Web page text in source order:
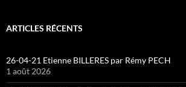
ARTICLES RÉCENTS
26-04-21 Etienne BILLERES par Rémy PECH
1 août 2026